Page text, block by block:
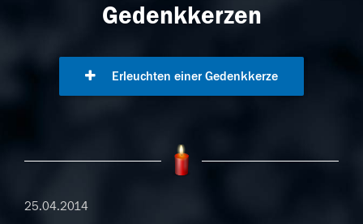
Gedenkkerzen
Erleuchten einer Gedenkkerze
25.04.2014